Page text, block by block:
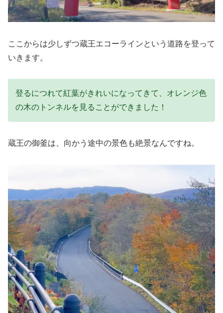
ここからは少しずつ蔵王エコーラインという道路を登って
いきます。
登るにつれて紅葉がきれいになってきて、オレンジ色
の木のトンネルを見ることができました！
蔵王の御釜は、向かう途中の景色も絶景なんですね。